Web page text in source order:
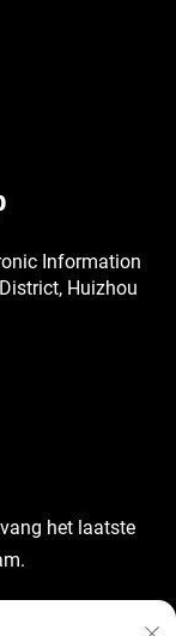
Information
Huizhou
het laatste